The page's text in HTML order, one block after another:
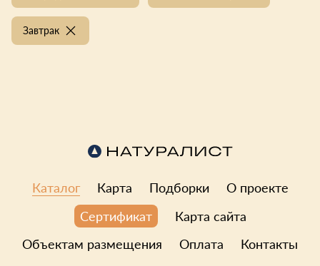
Завтрак
Каталог Карта Подборки
О проекте
Сертификат
Карта сайта
Объектам размещения
Оплата Контакты